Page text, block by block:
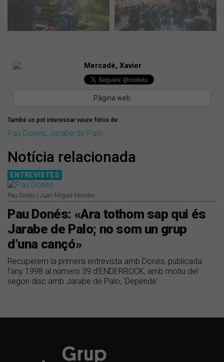
Mercadé, Xavier
Pàgina web
També us pot interessar veure fotos de:
Pau Donés, Jarabe de Palo
Notícia relacionada
ENTREVISTES
Pau Donés | Juan Miguel Morales
Pau Donés: «Ara tothom sap qui és
Jarabe de Palo; no som un grup
d’una cançó»
Recuperem la primera entrevista amb Donés, publicada
l'any 1998 al número 39 d'ENDERROCK, amb motiu del
segon disc amb Jarabe de Palo, 'Depende'